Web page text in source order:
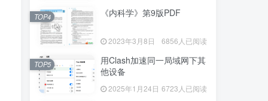
《内科学》第9版PDF
2023年3月8日 6856人已阅读
TOP4
用Clash加速同一局域网下其
他设备
2025年1月24日 6723人已阅读
TOP5